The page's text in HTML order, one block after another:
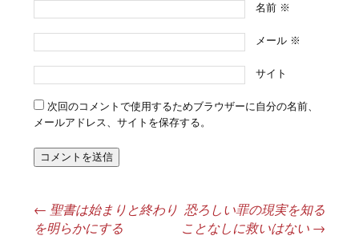
名前 ※
メール ※
サイト
次回のコメントで使用するためブラウザーに自分の名前、
メールアドレス、サイトを保存する。
投稿ナビゲーション
← 聖書は始まりと終わり
を明らかにする
恐ろしい罪の現実を知る
ことなしに救いはない →